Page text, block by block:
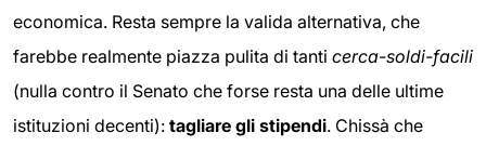
economica. Resta sempre la valida alternativa, che
farebbe realmente piazza pulita di tanti cerca-soldi-facili
(nulla contro il Senato che forse resta una delle ultime
istituzioni decenti): tagliare gli stipendi. Chissà che